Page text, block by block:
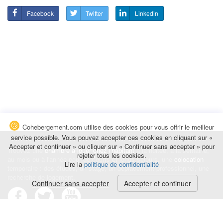
Facebook Twitter Linkedin
Trouvez unechambre à louer chez l'habitantà la nuitée, à la semaine,
au mois ou à l'année pour de courts et longs séjours, une
temporaire : des études, un stage, un déplacement professionnel, une
Cohebergement.com utilise des cookies pour vous offrir le meilleur
service possible. Vous pouvez accepter ces cookies en cliquant sur «
Accepter et continuer » ou cliquer sur « Continuer sans accepter » pour
rejeter tous les cookies.
Lire la politique de confidentialité
Continuer sans accepter Accepter et continuer